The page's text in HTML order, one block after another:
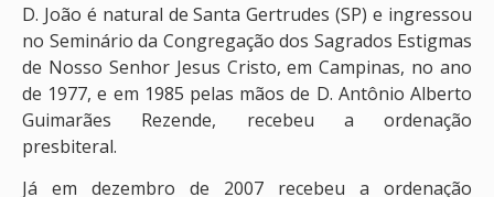
D. João é natural de Santa Gertrudes (SP) e ingressou
no Seminário da Congregação dos Sagrados Estigmas
de Nosso Senhor Jesus Cristo, em Campinas, no ano
de 1977, e em 1985 pelas mãos de D. Antônio Alberto
Guimarães Rezende, recebeu a ordenação
presbiteral.
Já em dezembro de 2007 recebeu a ordenação